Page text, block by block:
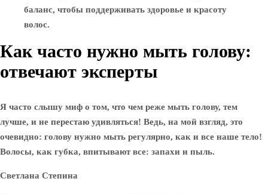
баланс, чтобы поддерживать здоровье и красоту
волос.
Как часто нужно мыть голову:
отвечают эксперты
Я часто слышу миф о том, что чем реже мыть голову, тем
лучше, и не перестаю удивляться! Ведь, на мой взгляд, это
очевидно: голову нужно мыть регулярно, как и все наше тело!
Волосы, как губка, впитывают все: запахи и пыль.
Светлана Степина